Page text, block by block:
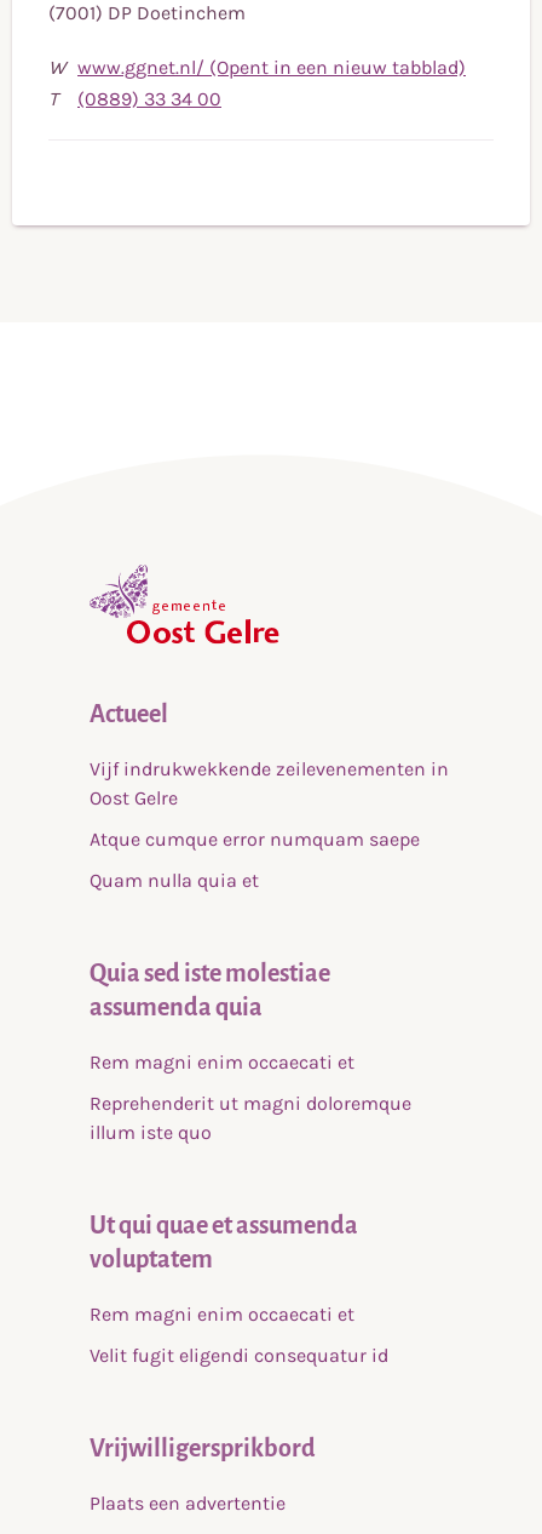
(7001) DP Doetinchem
W www.ggnet.nl/ (Opent in een nieuw tabblad)
T
(0889) 33 34 00
33
Actueel
Vijf indrukwekkende zeilevenementen in
Oost Gelre
Atque cumque error numquam saepe
Quam nulla quia et
Quia sed iste molestiae
assumenda quia
Rem magni enim occaecati et
Reprehenderit ut magni doloremque
illum iste quo
Ut qui quae et assumenda
voluptatem
Rem magni enim occaecati et
Velit fugit eligendi consequatur id
Vrijwilligersprikbord
Plaats een advertentie